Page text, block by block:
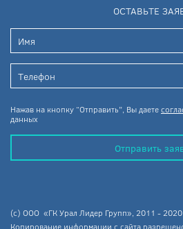
ОСТАВЬТЕ
Нажав на кнопку “Отправить”, Вы даете
данных
Отправить
(c) ООО «ГК Урал Лидер Групп», 2011 - 2020
Копирование информации с сайта